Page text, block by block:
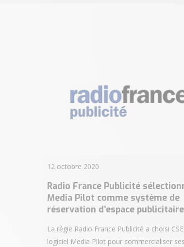
12 octobre 2020
Radio France Publicité
Media Pilot comme système de
réservation d’espace publicitaire
La régie Radio France Publicité a choisi
logiciel Media Pilot pour commercialiser